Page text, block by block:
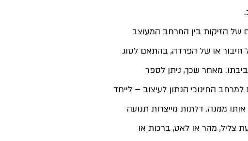
של הזיקות בין המרחב המעוצב
חיבור או של הפרדה, בהתאם לסוג
מאחר שכך, ניתן לספר
החינוכי הנתון לעיצוב – לייחד
ממנה. דלתות מייצרות תנועה
צליל, מהר או לאט, ברכות או